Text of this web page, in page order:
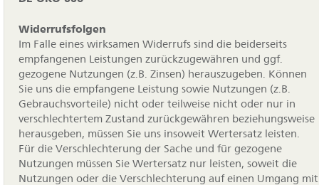
Widerrufsfolgen
Im Falle eines wirksamen Widerrufs sind die beiderseits
empfangenen Leistungen zurückzugewähren und ggf.
gezogene Nutzungen (z.B. Zinsen) herauszugeben. Können
Sie uns die empfangene Leistung sowie Nutzungen (z.B.
Gebrauchsvorteile) nicht oder teilweise nicht oder nur in
verschlechtertem Zustand zurückgewähren beziehungsweise
herausgeben, müssen Sie uns insoweit Wertersatz leisten.
Für die Verschlechterung der Sache und für gezogene
Nutzungen müssen Sie Wertersatz nur leisten, soweit die
Nutzungen oder die Verschlechterung auf einen Umgang mit